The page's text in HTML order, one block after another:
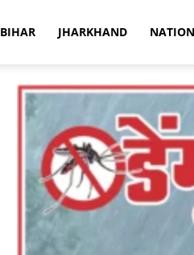
BIHAR JHARKHAND